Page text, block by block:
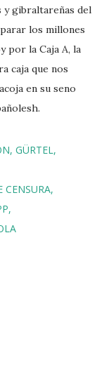
y gibraltareñas del
los millones
por la Caja A, la
caja que nos
en su seno
GÜRTEL
CENSURA